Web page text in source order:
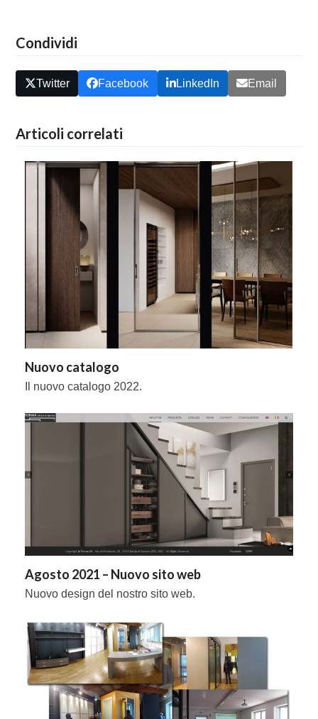
Condividi
Twitter Facebook LinkedIn Email
Articoli correlati
Nuovo catalogo
Il nuovo catalogo 2022.
Agosto 2021 – Nuovo sito web
Nuovo design del nostro sito web.